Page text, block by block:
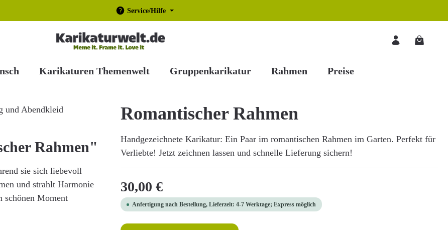
Service/Hilfe
Karikaturen Themenwelt Gruppenkarikatur Rahmen Preise
Romantischer Rahmen
Handgezeichnete Karikatur: Ein Paar im romantischen Rahmen im Garten. Perfekt für
Verliebte! Jetzt zeichnen lassen und schnelle Lieferung sichern!
Regulärer Preis:
30,00 €
Anfertigung nach Bestellung, Lieferzeit: 4-7 Werktage; Express möglich
Rahmen"
sie sich liebevoll
und strahlt Harmonie
schönen Moment